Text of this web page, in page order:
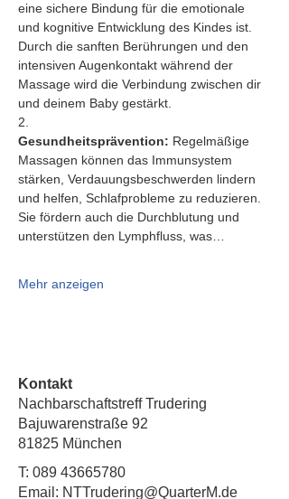
eine sichere Bindung für die emotionale
und kognitive Entwicklung des Kindes ist.
Durch die sanften Berührungen und den
intensiven Augenkontakt während der
Massage wird die Verbindung zwischen dir
und deinem Baby gestärkt.
2.
Gesundheitsprävention: Regelmäßige
Massagen können das Immunsystem
stärken, Verdauungsbeschwerden lindern
und helfen, Schlafprobleme zu reduzieren.
Sie fördern auch die Durchblutung und
unterstützen den Lymphfluss, was…
Mehr anzeigen
Kontakt
Nachbarschaftstreff Trudering
Bajuwarenstraße 92
81825 München
T: 089 43665780
Email: NTTrudering@QuarterM.de